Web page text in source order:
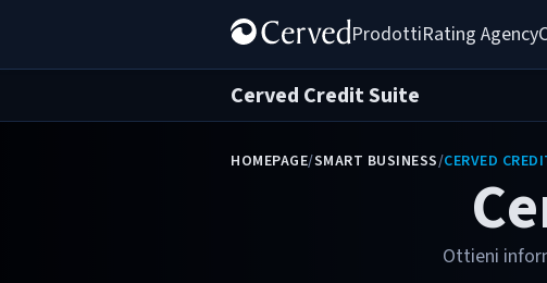
ProdottiRating Agency
Cerved Credit Suite
HOMEPAGE/SMART BUSINESS/CERVED
Ottieni